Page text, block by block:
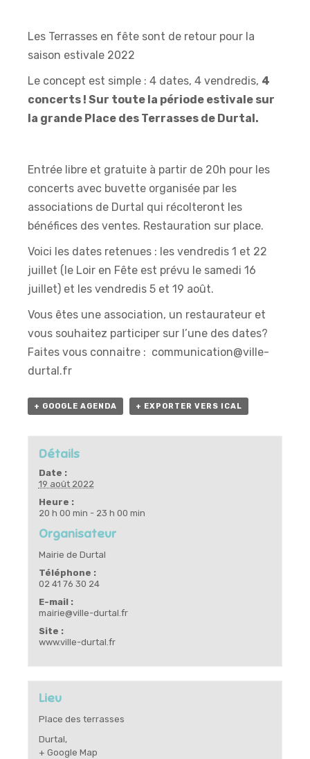
Les Terrasses en fête sont de retour pour la
saison estivale 2022
Le concept est simple : 4 dates, 4 vendredis, 4
concerts ! Sur toute la période estivale sur
la grande Place des Terrasses de Durtal.
Entrée libre et gratuite à partir de 20h pour les
concerts avec buvette organisée par les
associations de Durtal qui récolteront les
bénéfices des ventes. Restauration sur place.
Voici les dates retenues : les vendredis 1 et 22
juillet (le Loir en Fête est prévu le samedi 16
juillet) et les vendredis 5 et 19 août.
Vous êtes une association, un restaurateur et
vous souhaitez participer sur l’une des dates?
Faites vous connaitre : communication@ville-
durtal.fr
+ GOOGLE AGENDA + EXPORTER VERS ICAL
Détails
Date :
19 août 2022
Heure :
20 h 00 min - 23 h 00 min
Organisateur
Mairie de Durtal
Téléphone :
02 41 76 30 24
E-mail :
mairie@ville-durtal.fr
Site :
www.ville-durtal.fr
Lieu
Place des terrasses
Durtal,
+ Google Map